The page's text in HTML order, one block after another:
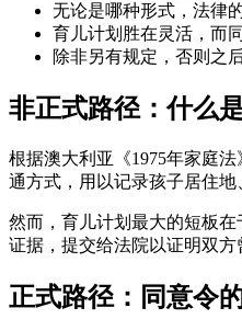
无论是哪种形式，法律
育儿计划胜在灵活，而
除非另有规定，否则之
非正式路径：什么
根据澳大利亚《1975年家庭
通方式，用以记录孩子居住地
然而，育儿计划最大的短板
证据，提交给法院以证明双方
正式路径：同意令